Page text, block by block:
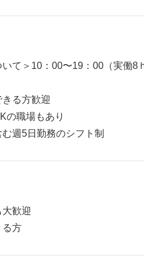
いて＞10：00〜19：00（実働8
きる方歓迎
の職場もあり
む週5日勤務のシフト制
歓迎
方